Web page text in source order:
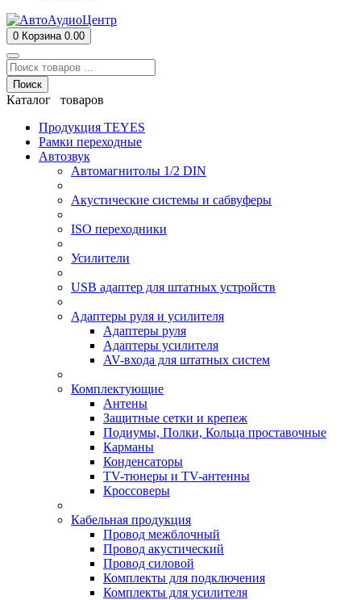
0 Корзина 0.00
Поиск
Каталог товаров
Продукция TEYES
Рамки переходные
Автозвук
Автомагнитолы 1/2 DIN
Акустические системы и сабвуферы
ISO переходники
Усилители
USB адаптер для штатных устройств
Адаптеры руля и усилителя
Адаптеры руля
Адаптеры усилителя
AV-входа для штатных систем
Комплектующие
Антены
Защитные сетки и крепеж
Подиумы, Полки, Кольца проставочные
Карманы
Конденсаторы
TV-тюнеры и TV-антенны
Кроссоверы
Кабельная продукция
Провод межблочный
Провод акустический
Провод силовой
Комплекты для подключения
Комплекты для усилителя